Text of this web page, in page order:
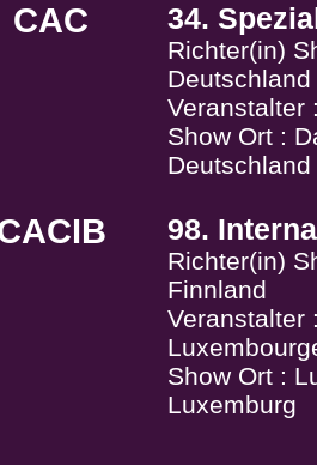
CAC 34.
Richter(in)
Deutschland
Veranstalter
Show Ort :
Deutschland
98.
Richter(in)
Finnland
Veranstalter
Show Ort :
Luxemburg